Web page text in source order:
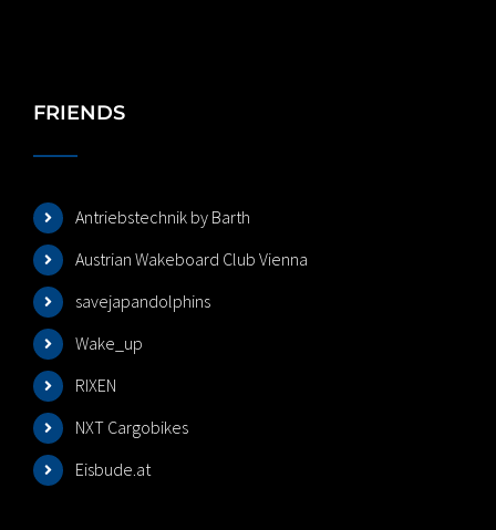
FRIENDS
Antriebstechnik by Barth
Austrian Wakeboard Club Vienna
savejapandolphins
Wake_up
RIXEN
NXT Cargobikes
Eisbude.at